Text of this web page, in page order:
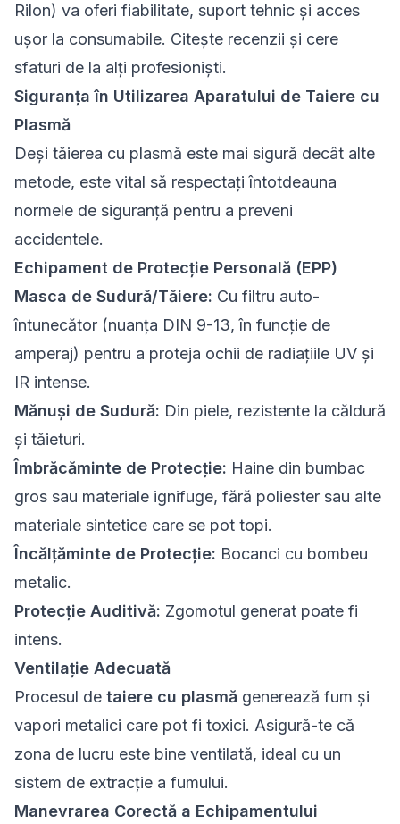
Rilon) va oferi fiabilitate, suport tehnic și acces
ușor la consumabile. Citește recenzii și cere
sfaturi de la alți profesioniști.
Siguranța în Utilizarea Aparatului de Taiere cu
Plasmă
Deși tăierea cu plasmă este mai sigură decât alte
metode, este vital să respectați întotdeauna
normele de siguranță pentru a preveni
accidentele.
Echipament de Protecție Personală (EPP)
Masca de Sudură/Tăiere: Cu filtru auto-
întunecător (nuanța DIN 9-13, în funcție de
amperaj) pentru a proteja ochii de radiațiile UV și
IR intense.
Mănuși de Sudură: Din piele, rezistente la căldură
și tăieturi.
Îmbrăcăminte de Protecție: Haine din bumbac
gros sau materiale ignifuge, fără poliester sau alte
materiale sintetice care se pot topi.
Încălțăminte de Protecție: Bocanci cu bombeu
metalic.
Protecție Auditivă: Zgomotul generat poate fi
intens.
Ventilație Adecuată
Procesul de taiere cu plasmă generează fum și
vapori metalici care pot fi toxici. Asigură-te că
zona de lucru este bine ventilată, ideal cu un
sistem de extracție a fumului.
Manevrarea Corectă a Echipamentului